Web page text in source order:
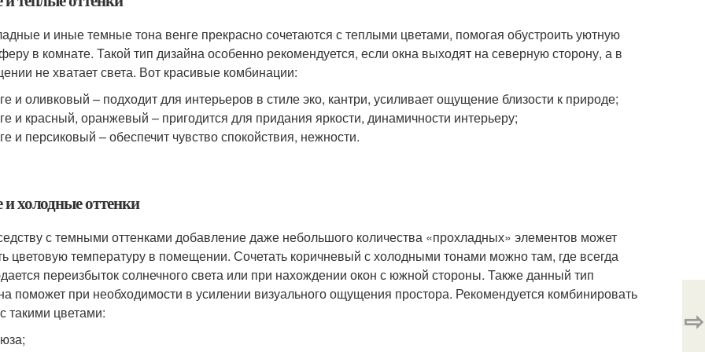
и иные темные тона венге прекрасно сочетаются с теплыми цветами, помогая обустроить уютную
в комнате. Такой тип дизайна особенно рекомендуется, если окна выходят на северную сторону, а в
не хватает света. Вот красивые комбинации:
и оливковый – подходит для интерьеров в стиле эко, кантри, усиливает ощущение близости к природе;
и красный, оранжевый – пригодится для придания яркости, динамичности интерьеру;
и персиковый – обеспечит чувство спокойствия, нежности.
и холодные оттенки
с темными оттенками добавление даже небольшого количества «прохладных» элементов может
цветовую температуру в помещении. Сочетать коричневый с холодными тонами можно там, где всегда
переизбыток солнечного света или при нахождении окон с южной стороны. Также данный тип
поможет при необходимости в усилении визуального ощущения простора. Рекомендуется комбинировать
такими цветами:
⇨